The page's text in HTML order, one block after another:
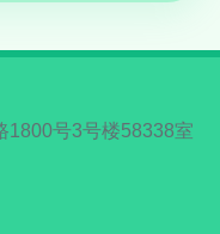
1800号3号楼58338室